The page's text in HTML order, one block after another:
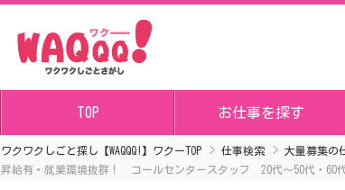
TOP お仕事を探す
ワクワクしごと探し【WAQQQ!】ワクーTOP 仕事検索
大量募集の
昇給有・就業環境抜群！ コールセンタースタッフ 20代～50代・